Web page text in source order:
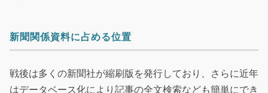
新聞関係資料に占める位置
戦後は多くの新聞社が縮刷版を発行しており、さらに近年
はデータベース化により記事の全文検索なども簡単にでき